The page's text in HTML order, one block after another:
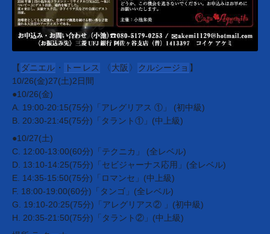
【 ダニエル ・ トー レス 〈 大阪 〉 クルシージョ 】
10/26(金)27(土)2日間
●10/26(金)
A. 19:00-20:15(75分)「アレグリアス ①」 (初中級)
B. 20:30-21:45(75分)「タラント①」(中上級)
●10/27(土)
C. 12:00-13:00(60分)「テクニカ」 (全レベル)
D. 13:10-14:25(75分)「セビジャーナス応用」(全レベル)
E. 14:35-15:50(75分)「ロマンセ」(中上級)
F. 18:00-19:00(60分)「タンゴ」(全レベル)
G. 19:10-20:25(75分)「アレグリアス② 」(初中級)
H. 20:35-21:50(75分)「タラント②」(中上級)